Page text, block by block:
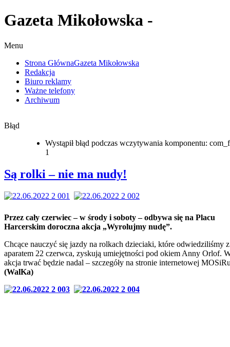
Gazeta Mikołowska -
Menu
Strona GłównaGazeta Mikołowska
Redakcja
Biuro reklamy
Ważne telefony
Archiwum
Błąd
Wystąpił błąd podczas wczytywania komponentu:
1
Są rolki – nie ma nudy!
Przez cały czerwiec – w środy i soboty – odbywa się na Placu
Harcerskim doroczna akcja „Wyrolujmy nudę”.
Chcące nauczyć się jazdy na rolkach dzieciaki, które odwiedziliśmy z
aparatem 22 czerwca, zyskują umiejętności pod okiem Anny Orlof.
akcja trwać będzie nadal – szczegóły na stronie internetowej
(WalKa)